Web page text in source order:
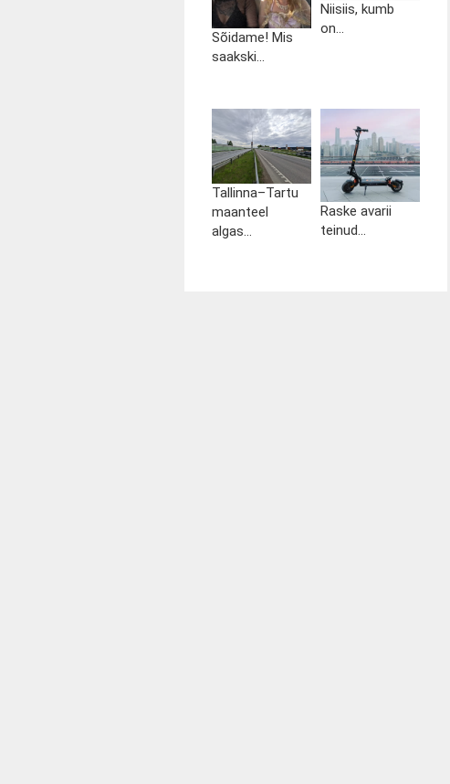
Sõidame! Mis
saakski...
Niisiis, kumb
on...
Tallinna–Tartu
maanteel
algas...
Raske avarii
teinud...